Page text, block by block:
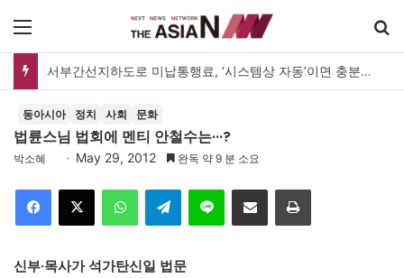
서부간선지하도로 미납통행료, ‘시스템상 자동’이면 충분한가
동아시아 정치 사회 문화
법륜스님 법회에 멘티 안철수는···?
박소혜 May 29, 2012 완독 약 9 분 소요
Telegram 이메일
신부·목사가 석가탄신일 법문